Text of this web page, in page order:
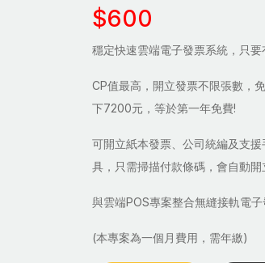
$600
穩定快速雲端電子發票系統，只
CP值最高，開立發票不限張數，
下7200元，等於第一年免費!
可開立紙本發票、公司統編及支
具，只需掃描付款條碼，會自動開
與雲端POS專案整合無縫接軌電
(本專案為一個月費用，需年繳)